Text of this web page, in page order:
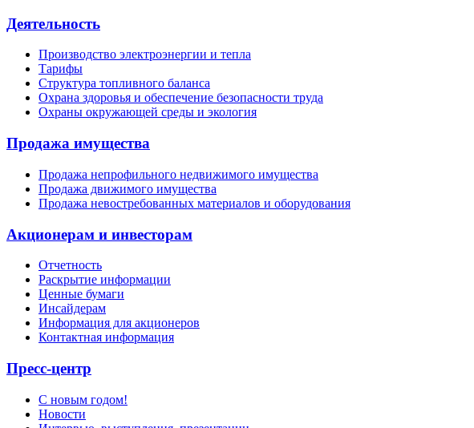
Деятельность
Производство электроэнергии и тепла
Тарифы
Структура топливного баланса
Охрана здоровья и обеспечение безопасности труда
Охраны окружающей среды и экология
Продажа имущества
Продажа непрофильного недвижимого имущества
Продажа движимого имущества
Продажа невостребованных материалов и оборудования
Акционерам и инвесторам
Отчетность
Раскрытие информации
Ценные бумаги
Инсайдерам
Информация для акционеров
Контактная информация
Пресс-центр
С новым годом!
Новости